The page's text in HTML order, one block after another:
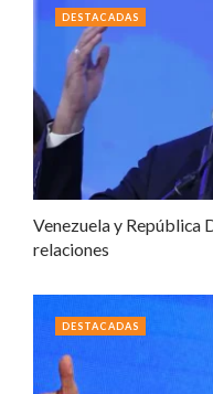
Venezuela y República
relaciones
DESTACADAS
DESTACADAS